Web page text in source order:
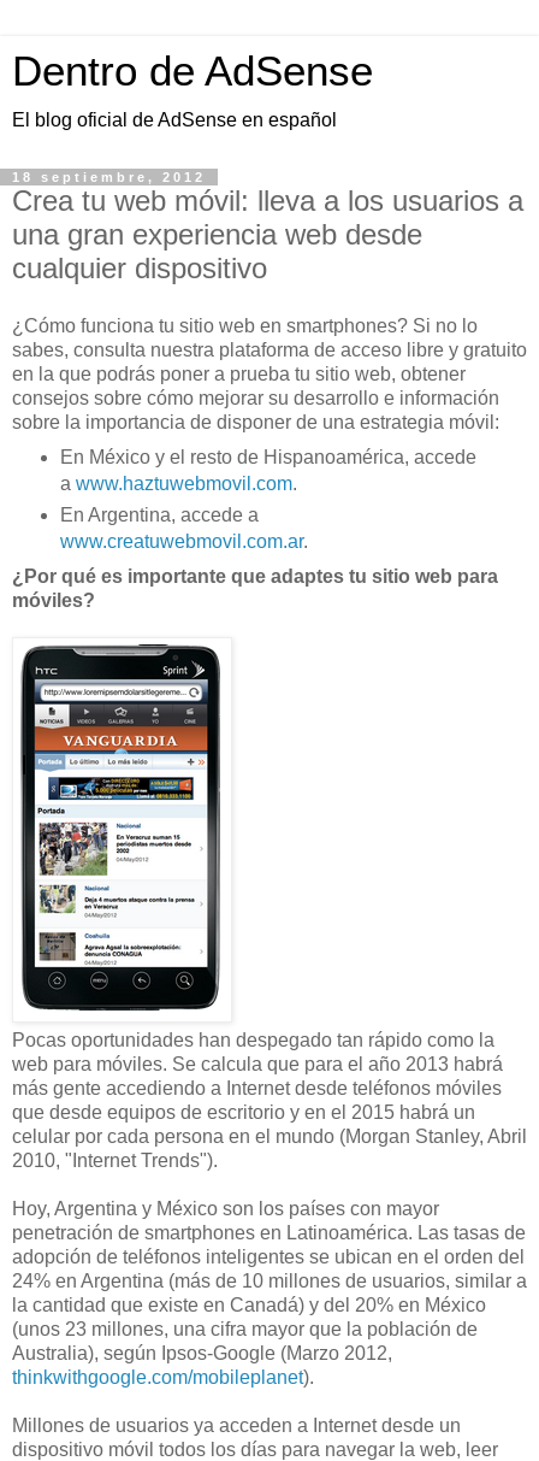
Dentro de AdSense
El blog oficial de AdSense en español
18 septiembre, 2012
Crea tu web móvil: lleva a los usuarios a
una gran experiencia web desde
cualquier dispositivo
¿Cómo funciona tu sitio web en smartphones? Si no lo
sabes, consulta nuestra plataforma de acceso libre y gratuito
en la que podrás poner a prueba tu sitio web, obtener
consejos sobre cómo mejorar su desarrollo e información
sobre la importancia de disponer de una estrategia móvil:
En México y el resto de Hispanoamérica, accede
a www.haztuwebmovil.com.
En Argentina, accede a
www.creatuwebmovil.com.ar.
¿Por qué es importante que adaptes tu sitio web para
móviles?
Pocas oportunidades han despegado tan rápido como la
web para móviles. Se calcula que para el año 2013 habrá
más gente accediendo a Internet desde teléfonos móviles
que desde equipos de escritorio y en el 2015 habrá un
celular por cada persona en el mundo (Morgan Stanley, Abril
2010, "Internet Trends").
Hoy, Argentina y México son los países con mayor
penetración de smartphones en Latinoamérica. Las tasas de
adopción de teléfonos inteligentes se ubican en el orden del
24% en Argentina (más de 10 millones de usuarios, similar a
la cantidad que existe en Canadá) y del 20% en México
(unos 23 millones, una cifra mayor que la población de
Australia), según Ipsos-Google (Marzo 2012,
thinkwithgoogle.com/mobileplanet).
Millones de usuarios ya acceden a Internet desde un
dispositivo móvil todos los días para navegar la web, leer